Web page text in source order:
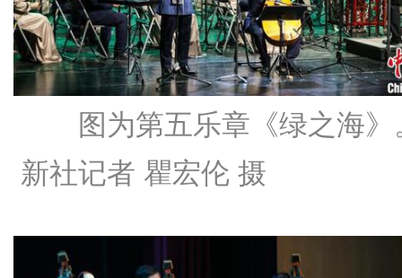
图为第五乐章《绿之海》
新社记者 瞿宏伦 摄